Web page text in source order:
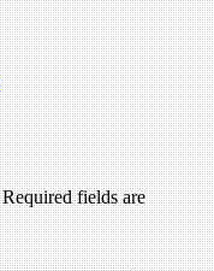
Required fields are